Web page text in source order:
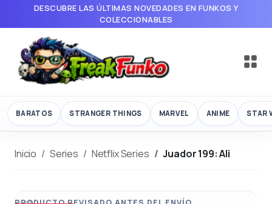
DESCUBRE LAS ÚLTIMAS NOVEDADES EN FUNKOS Y
COLECCIONABLES
BARATOS STRANGER THINGS MARVEL ANIME STAR
Inicio Series Netflix Series Juador 199: Ali